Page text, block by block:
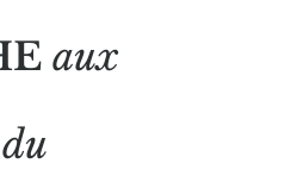
aux
du